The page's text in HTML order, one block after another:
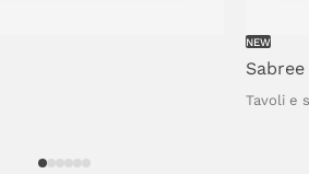
NEW
Sabree
Tavoli e